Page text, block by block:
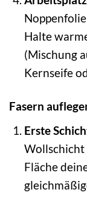
Halte
(Mischung
Kernseife
Fasern
Erste
Wollschicht
Fläche